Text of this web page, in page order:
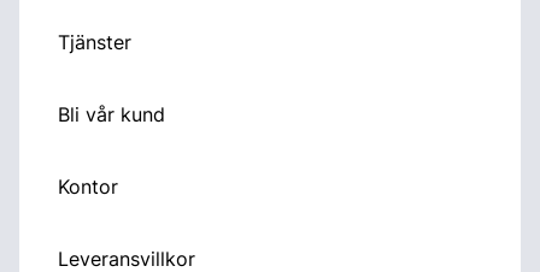
Tjänster
Bli vår kund
Kontor
Leveransvillkor